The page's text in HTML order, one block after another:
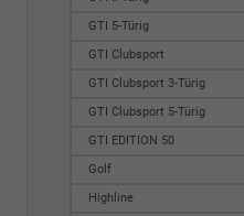
GTI 5-Türig
GTI Clubsport
GTI Clubsport 3-Türig
GTI Clubsport 5-Türig
GTI EDITION 50
Golf
Highline